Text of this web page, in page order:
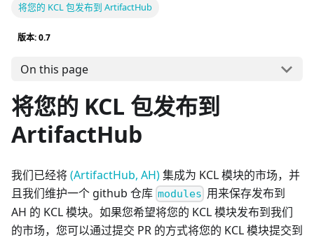
将您的 KCL 包发布到 ArtifactHub
版本: 0.7
On this page
将您的 KCL 包发布到
ArtifactHub
我们已经将(ArtifactHub, AH)集成为 KCL 模块的市场，并
且我们维护一个 github 仓库 modules 用来保存发布到
AH 的 KCL 模块。如果您希望将您的 KCL 模块发布到我们
的市场，您可以通过提交 PR 的方式将您的 KCL 模块提交到